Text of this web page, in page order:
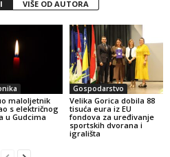
VIŠE OD AUTORA
maloljetnik
s električnog
u Gudcima
Gospodarstvo
Velika Gorica dobila 88
tisuća eura iz EU
fondova za uređivanje
sportskih dvorana i
igrališta